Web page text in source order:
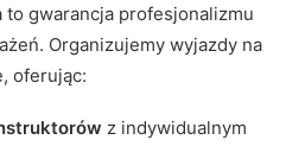
to gwarancja profesjonalizmu
Organizujemy wyjazdy na
oferując:
z indywidualnym